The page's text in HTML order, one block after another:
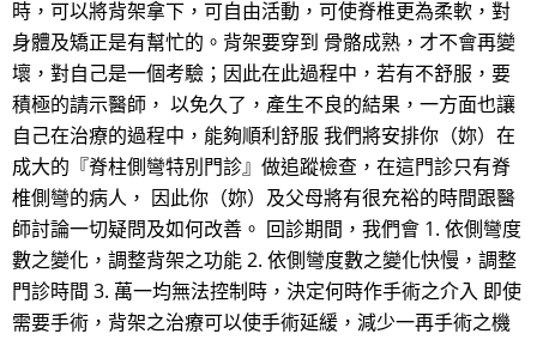
時，可以將背架拿下，可自由活動，可使脊椎更為柔軟，對
身體及矯正是有幫忙的。背架要穿到 骨骼成熟，才不會再變
壞，對自己是一個考驗；因此在此過程中，若有不舒服，要
積極的請示醫師， 以免久了，產生不良的結果，一方面也讓
自己在治療的過程中，能夠順利舒服 我們將安排你（妳）在
成大的『脊柱側彎特別門診』做追蹤檢查，在這門診只有脊
椎側彎的病人， 因此你（妳）及父母將有很充裕的時間跟醫
師討論一切疑問及如何改善。 回診期間，我們會 1. 依側彎度
數之變化，調整背架之功能 2. 依側彎度數之變化快慢，調整
門診時間 3. 萬一均無法控制時，決定何時作手術之介入 即使
需要手術，背架之治療可以使手術延緩，減少一再手術之機